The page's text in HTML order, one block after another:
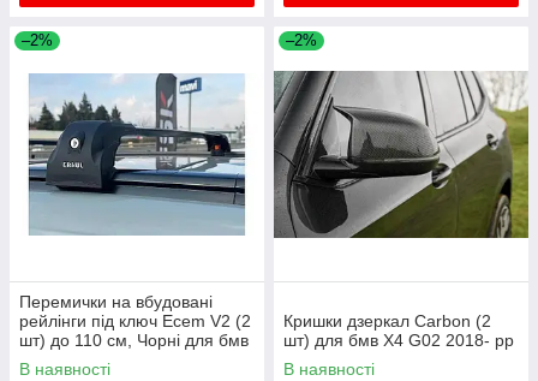
–2%
Перемички на вбудовані
рейлінги під ключ Ecem V2 (2
шт) до 110 см, Чорні для бмв
X4 G02 2018- рр
В наявності
–2%
Кришки дзеркал Сarbon (2
шт) для бмв X4 G02 2018- рр
В наявності